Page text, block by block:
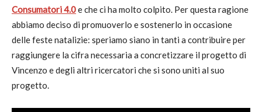
Consumatori 4.0e che ci ha molto colpito. Per questa ragione
abbiamo deciso di promuoverlo e sostenerlo in occasione
delle feste natalizie: speriamo siano in tanti a contribuire per
raggiungere la cifra necessaria a concretizzare il progetto di
Vincenzo e degli altri ricercatori che si sono uniti al suo
progetto.